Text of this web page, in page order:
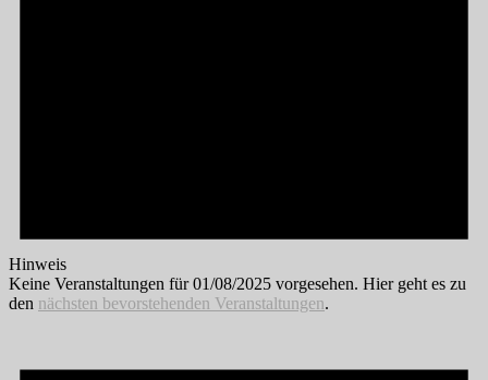
Hinweis
Keine Veranstaltungen für 01/08/2025 vorgesehen. Hier geht es zu
den nächsten bevorstehenden Veranstaltungen.